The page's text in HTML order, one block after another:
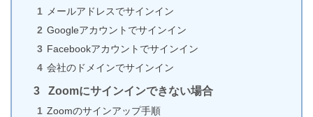
Twitterでブックマークを追加・閲覧・削除する方法
メールアドレスでサインイン
Googleアカウントでサインイン
Facebookアカウントでサインイン
会社のドメインでサインイン
Zoomにサインインできない場合
Zoomのサインアップ手順